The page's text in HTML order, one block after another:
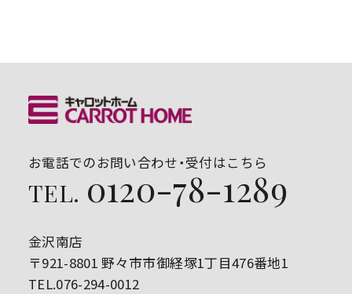
お電話でのお問い合わせ・受付はこちら
TEL. 0120-78-1289
金沢南店
〒921-8801 野々市市御経塚1丁目476番地1
TEL.076-294-0012